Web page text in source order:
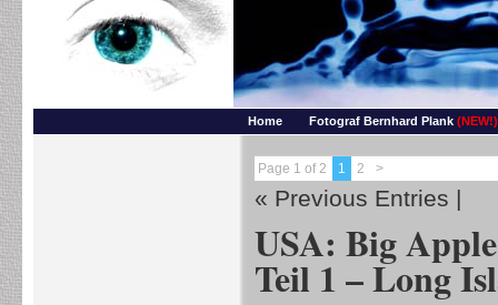
Home Fotograf Bernhard Plank (NEW!)
Page 1 of 2 1 2 >
« Previous Entries |
USA: Big
Teil 1 – Long